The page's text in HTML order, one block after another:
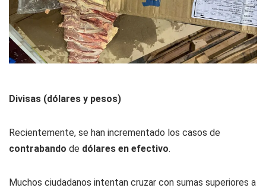
Divisas (dólares y pesos)
Recientemente, se han incrementado los casos de
contrabando de dólares en efectivo.
Muchos ciudadanos intentan cruzar con sumas superiores a